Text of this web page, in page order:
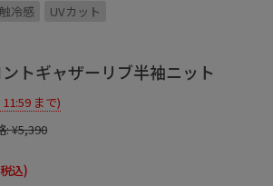
冷感 UVカット
トギャザーリブ半袖ニット
まで)
:¥5,390
込)